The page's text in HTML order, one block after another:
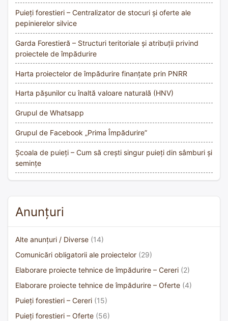
Puieți forestieri – Centralizator de stocuri și oferte ale
pepinierelor silvice
Garda Forestieră – Structuri teritoriale și atribuții privind
proiectele de împădurire
Harta proiectelor de împădurire finanțate prin PNRR
Harta pășunilor cu înaltă valoare naturală (HNV)
Grupul de Whatsapp
Grupul de Facebook „Prima Împădurire”
Școala de puieți – Cum să crești singur puieți din sâmburi și
semințe
Anunțuri
Alte anunțuri / Diverse (14)
Comunicări obligatorii ale proiectelor (29)
Elaborare proiecte tehnice de împădurire – Cereri (2)
Elaborare proiecte tehnice de împădurire – Oferte (4)
Puieți forestieri – Cereri (15)
Puieți forestieri – Oferte (56)